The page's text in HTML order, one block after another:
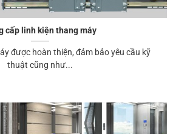
cấp linh kiện thang máy
được hoàn thiện, đảm bảo yêu cầu kỹ
thuật cũng như...